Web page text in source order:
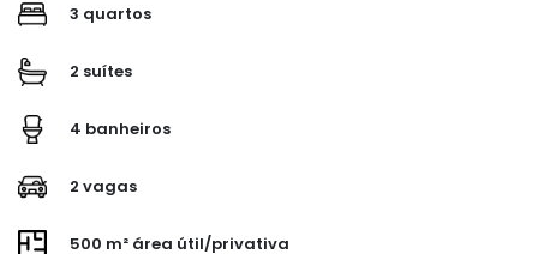
3 quartos
2 suítes
4 banheiros
2 vagas
500 m² área útil/privativa